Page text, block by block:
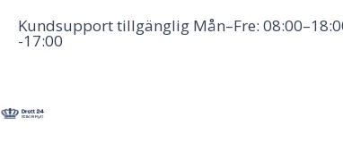
Kundsupport tillgänglig Mån–Fre:
-17:00